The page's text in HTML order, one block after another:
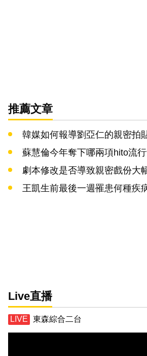
推薦文章
韓媒如何報導劉亞仁的親密拍
蘇慧倫今年奪下哪兩項hito流行
劇本修改是否導致親密戲份大
王凱生前最後一週罹患何種疾
Live直播
東森綜合二台